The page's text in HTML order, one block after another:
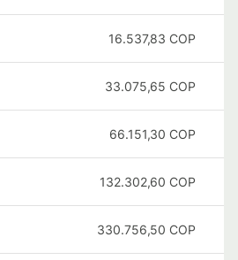
16.537,83 COP
33.075,65 COP
66.151,30 COP
132.302,60 COP
330.756,50 COP